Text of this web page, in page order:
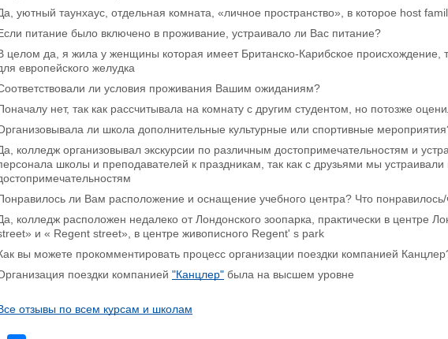
уютный таунхаус, отдельная комната, «личное пространство», в которое host
питание было включено в проживание, устраивало ли Вас питание?
целом да, я жила у женщины которая имеет Британско-Карибское происхождение,
европейского желудка
ли условия проживания Вашим ожиданиям?
нет, так как рассчитывала на комнату с другим студентом, но потозже
ли школа дополнительные культурные или спортивные
колледж организовывал экскурсии по различным достопримечательностям и
школы и преподавателей к праздникам, так как с друзьями мы
ли Вам расположение и оснащение учебного центра? Что
колледж расположен недалеко от Лондонского зоопарка, практически в центре
и « Regent street», в центре живописного Regent' s park
вы можете прокомментировать процесс организации поездки компанией
поездки компанией "Канцлер" была на высшем уровне
отзывы по всем курсам и школам